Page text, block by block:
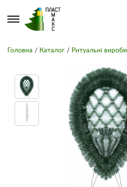
Головна / Каталог / Ритуальні вироби